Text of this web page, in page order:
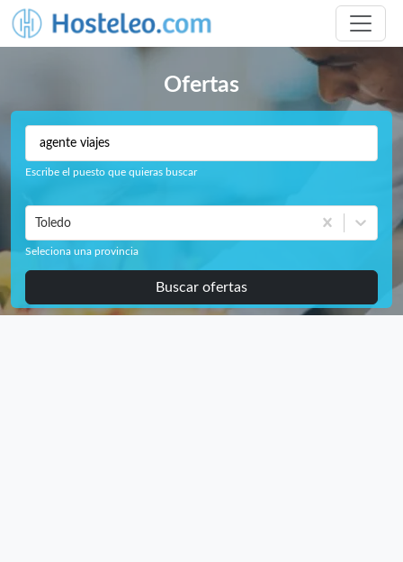
Ofertas
Escribe el puesto que quieras buscar
Toledo
Seleciona una provincia
Buscar ofertas